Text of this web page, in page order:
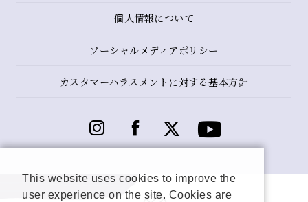
個人情報について
ソーシャルメディアポリシー
カスタマーハラスメントに対する基本方針
This website uses cookies to improve the
user experience on the site. Cookies are